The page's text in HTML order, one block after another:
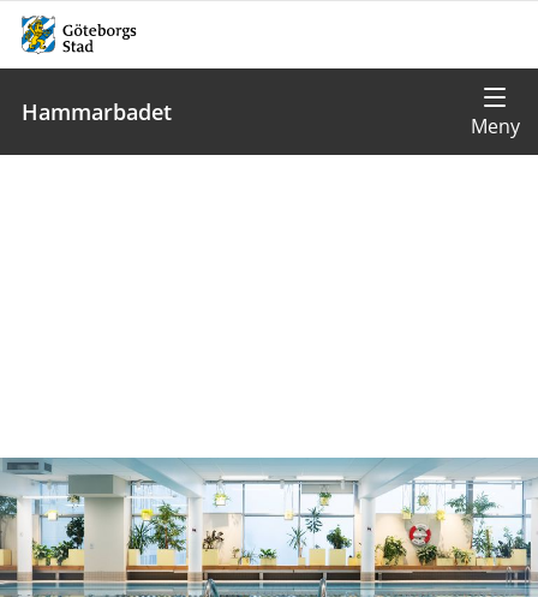
Hammarbadet